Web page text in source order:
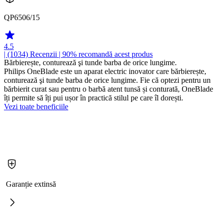
QP6506/15
4.5
| (1034) Recenzii | 90% recomandă acest produs
Bărbierește, conturează şi tunde barba de orice lungime.
Philips OneBlade este un aparat electric inovator care bărbierește,
conturează şi tunde barba de orice lungime. Fie că optezi pentru un
bărbierit curat sau pentru o barbă atent tunsă și conturată, OneBlade
îți permite să îți pui ușor în practică stilul pe care îl dorești.
Vezi toate beneficiile
Garanție extinsă